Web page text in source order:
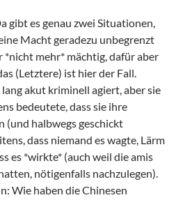
gibt es genau zwei Situationen,
Macht geradezu unbegrenzt
*nicht mehr* mächtig, dafür aber
(Letztere) ist hier der Fall.
akut kriminell agiert, aber sie
bedeutete, dass sie ihre
(und halbwegs geschickt
dass niemand es wagte, Lärm
es *wirkte* (auch weil die amis
nötigenfalls nachzulegen).
Wie haben die Chinesen